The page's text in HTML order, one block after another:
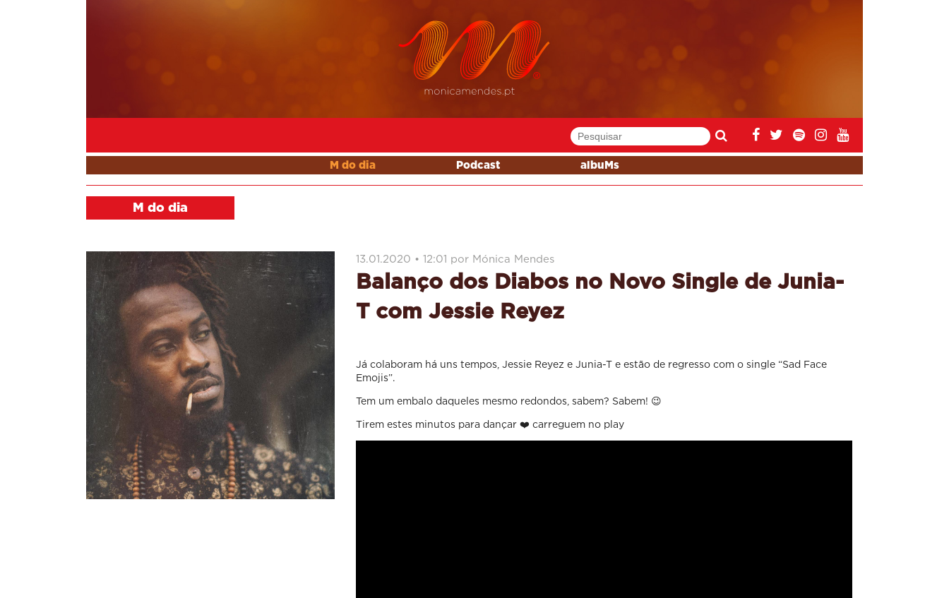
M do dia Podcast albuMs
M do dia
13.01.2020 • 12:01 por Mónica Mendes
Balanço dos Diabos no Novo Single de Junia-
T com Jessie Reyez
Já colaboram há uns tempos, Jessie Reyez e Junia-T e estão de regresso com o single “Sad Face
Emojis”.
Tem um embalo daqueles mesmo redondos, sabem? Sabem! 😉
Tirem estes minutos para dançar ❤️ carreguem no play